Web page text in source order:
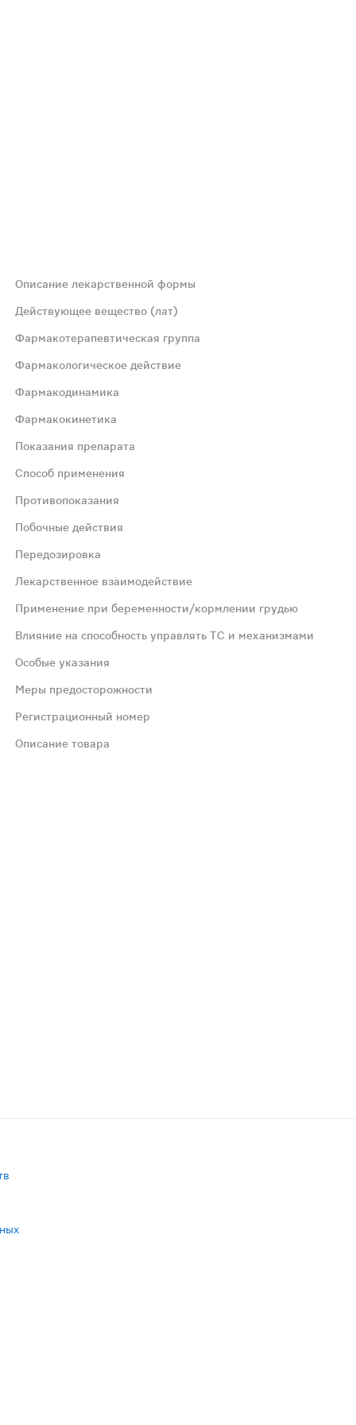
часто по бокам вдавленные, гладкие,
и/или печени), цистита.
грудного вскармливания, детский возраст до 18 лет.
Описание лекарственной формы
Действующее вещество (лат)
Фармакотерапевтическая группа
Фармакологическое действие
Фармакодинамика
Фармакокинетика
Показания препарата
Способ применения
Противопоказания
Побочные действия
Передозировка
Лекарственное взаимодействие
Применение при беременности/кормлении грудью
Влияние на способность управлять ТС и механизмами
Особые указания
Меры предосторожности
Регистрационный номер
Описание товара